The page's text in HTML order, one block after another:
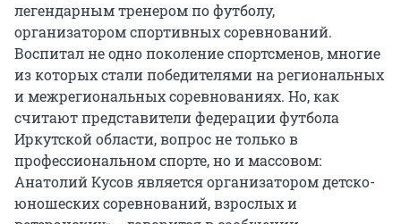
легендарным тренером по футболу,
организатором спортивных соревнований.
Воспитал не одно поколение спортсменов, многие
из которых стали победителями на региональных
и межрегиональных соревнованиях. Но, как
считают представители федерации футбола
Иркутской области, вопрос не только в
профессиональном спорте, но и массовом:
Анатолий Кусов является организатором детско-
юношеских соревнований, взрослых и